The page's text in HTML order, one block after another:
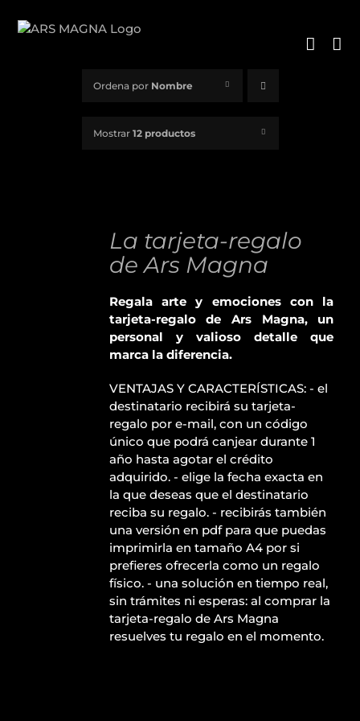
Ordena por Nombre
Mostrar 12 productos
La tarjeta-regalo
de Ars Magna
Regala arte y emociones con la
tarjeta-regalo de Ars Magna, un
personal y valioso detalle que
marca la diferencia.
VENTAJAS Y CARACTERÍSTICAS: - el
destinatario recibirá su tarjeta-
regalo por e-mail, con un código
único que podrá canjear durante 1
año hasta agotar el crédito
adquirido. - elige la fecha exacta en
la que deseas que el destinatario
reciba su regalo. - recibirás también
una versión en pdf para que puedas
imprimirla en tamaño A4 por si
prefieres ofrecerla como un regalo
físico. - una solución en tiempo real,
sin trámites ni esperas: al comprar la
tarjeta-regalo de Ars Magna
resuelves tu regalo en el momento.